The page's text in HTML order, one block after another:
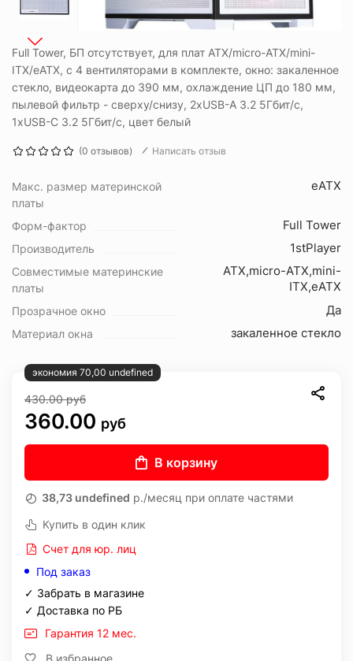
Full Tower, БП отсутствует, для плат ATX/micro-ATX/mini-
ITX/eATX, с 4 вентиляторами в комплекте, окно: закаленное
стекло, видеокарта до 390 мм, охлаждение ЦП до 180 мм,
пылевой фильтр - сверху/снизу, 2xUSB-A 3.2 5Гбит/с,
1xUSB-C 3.2 5Гбит/с, цвет белый
(0 отзывов) Написать отзыв
Макс. размер материнской
платы
eATX
Форм-фактор Full Tower
Производитель 1stPlayer
Совместимые материнские
платы
ATX,micro-ATX,mini-
ITX,eATX
Прозрачное окно Да
Материал окна закаленное стекло
экономия 70,00 undefined
430.00руб
360.00 руб
В корзину
38,73 undefined р./месяц при оплате частями
Купить в один клик
Счет для юр. лиц
Под заказ
✓ Забрать в магазине
✓ Доставка по РБ
Гарантия 12 мес.
В избранное